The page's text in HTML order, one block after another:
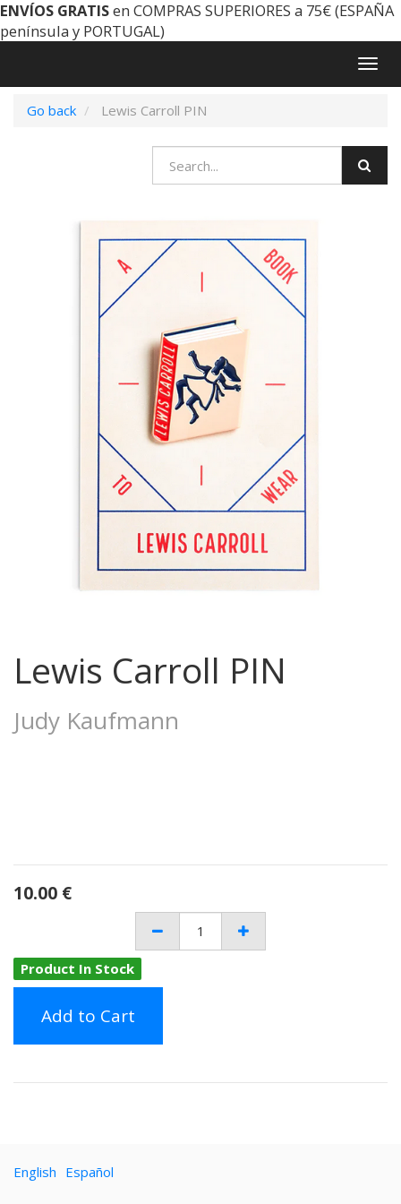
ENVÍOS GRATISen COMPRAS SUPERIORES a 75€ (ESPAÑA
península y PORTUGAL)
Go back
Lewis Carroll PIN
Lewis Carroll PIN
Judy Kaufmann
10.00 €
Product In Stock
Add to Cart
English Español